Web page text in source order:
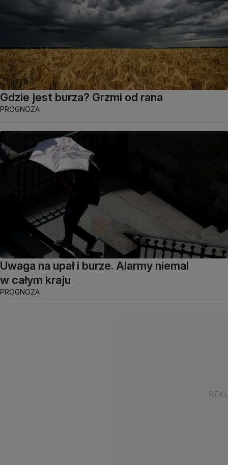
Gdzie jest burza? Grzmi od rana
PROGNOZA
Uwaga na upał i burze. Alarmy niemal
w całym kraju
PROGNOZA